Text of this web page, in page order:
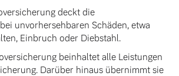
deckt die
unvorhersehbaren Schäden, etwa
Einbruch oder Diebstahl.
beinhaltet alle Leistungen
Darüber hinaus übernimmt sie